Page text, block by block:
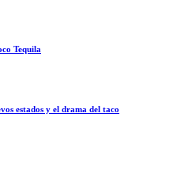
Tequila
estados y el drama del taco